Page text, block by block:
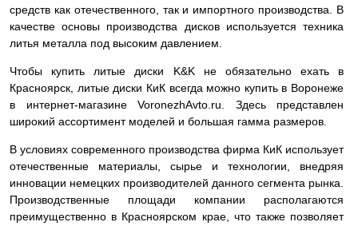
средств как отечественного, так и импортного производства. В
качестве основы производства дисков используется техника
литья металла под высоким давлением.
Чтобы купить литые диски K&K не обязательно ехать в
Красноярск, литые диски КиК всегда можно купить в Воронеже
в интернет-магазине VoronezhAvto.ru. Здесь представлен
широкий ассортимент моделей и большая гамма размеров.
В условиях современного производства фирма КиК использует
отечественные материалы, сырье и технологии, внедряя
инновации немецких производителей данного сегмента рынка.
Производственные площади компании располагаются
преимущественно в Красноярском крае, что также позволяет